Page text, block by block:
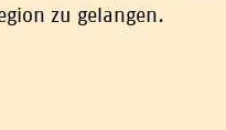
zu gelangen.